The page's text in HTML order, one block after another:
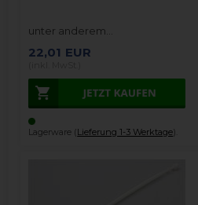
unter anderem…
22,01 EUR
Lagerware (Lieferung 1-3 Werktage).